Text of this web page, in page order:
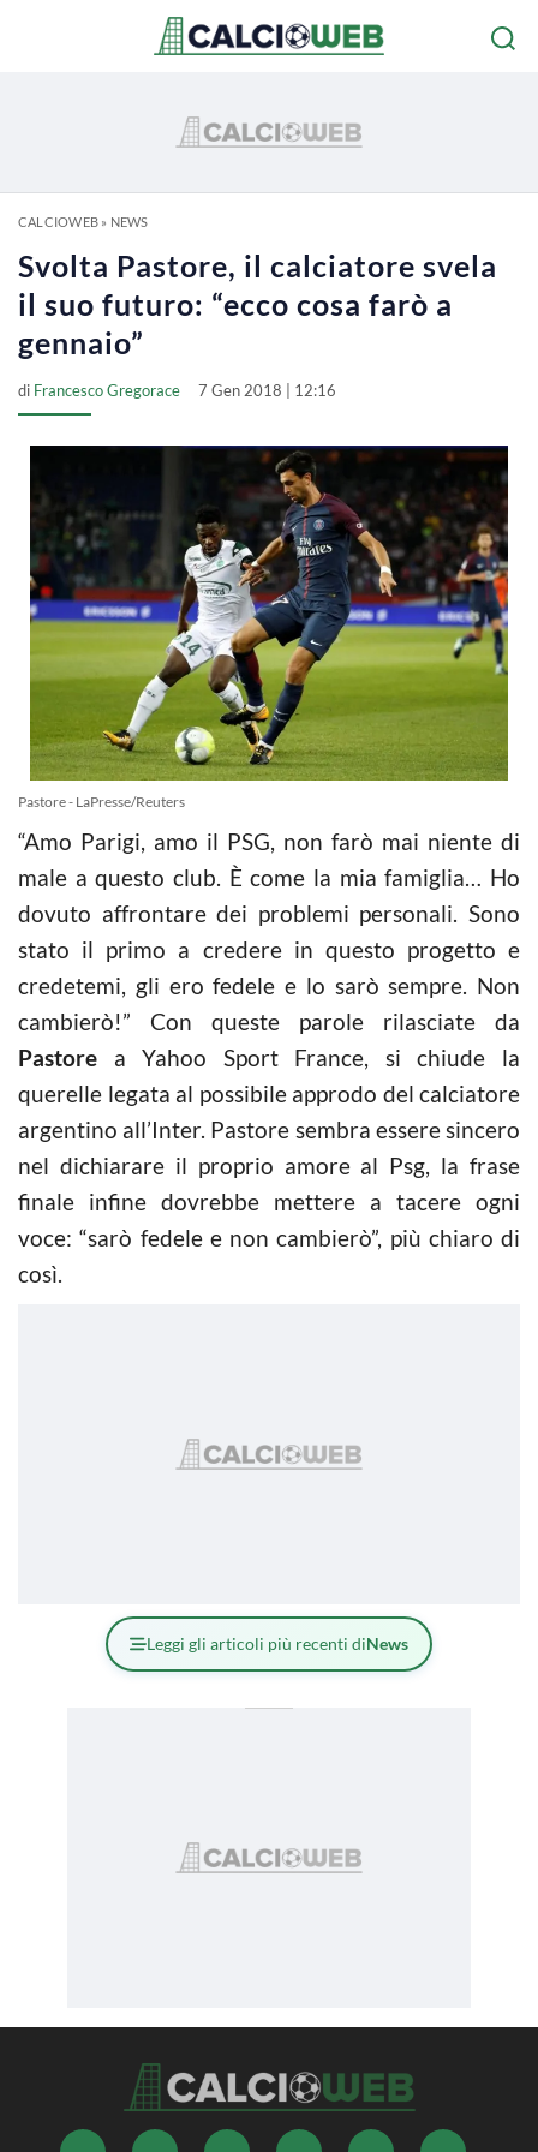
CALCIOWEB» NEWS
Svolta Pastore, il calciatore svela
il suo futuro: “ecco cosa farò a
gennaio”
di Francesco Gregorace 7 Gen 2018 | 12:16
Pastore - LaPresse/Reuters
“Amo Parigi, amo il PSG, non farò mai niente di
male a questo club. È come la mia famiglia… Ho
dovuto affrontare dei problemi personali. Sono
stato il primo a credere in questo progetto e
credetemi, gli ero fedele e lo sarò sempre. Non
cambierò!” Con queste parole rilasciate da
Pastore a Yahoo Sport France, si chiude la
querelle legata al possibile approdo del calciatore
argentino all’Inter. Pastore sembra essere sincero
nel dichiarare il proprio amore al Psg, la frase
finale infine dovrebbe mettere a tacere ogni
voce: “sarò fedele e non cambierò”, più chiaro di
così.
Leggi gli articoli più recenti diNews